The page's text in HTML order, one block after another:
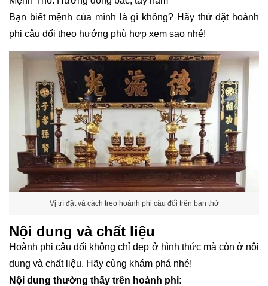
Bạn biết mệnh của mình là gì không? Hãy thử đặt hoành
phi câu đối theo hướng phù hợp xem sao nhé!
Vị trí đặt và cách treo hoành phi câu đối trên bàn thờ
Nội dung và chất liệu
Hoành phi câu đối không chỉ đẹp ở hình thức mà còn ở nội
dung và chất liệu. Hãy cùng khám phá nhé!
Nội dung thường thấy trên hoành phi: